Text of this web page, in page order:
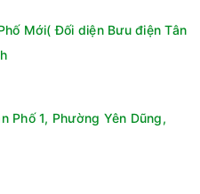
Mới( Đối diện Bưu điện Tân
Phố 1, Phường Yên Dũng,